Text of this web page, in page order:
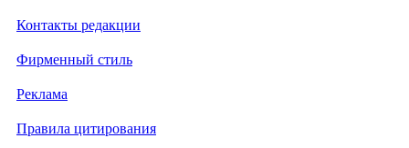
Контакты редакции
Фирменный стиль
Реклама
Правила цитирования